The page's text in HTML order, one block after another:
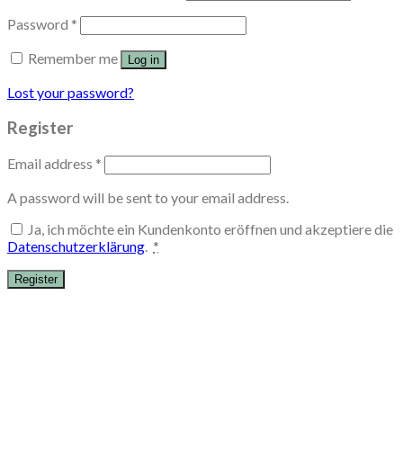
Password *
Remember me
Log in
Lost your password?
Register
Email address *
A password will be sent to your email address.
Ja, ich möchte ein Kundenkonto eröffnen und akzeptiere die
Datenschutzerklärung *
Register